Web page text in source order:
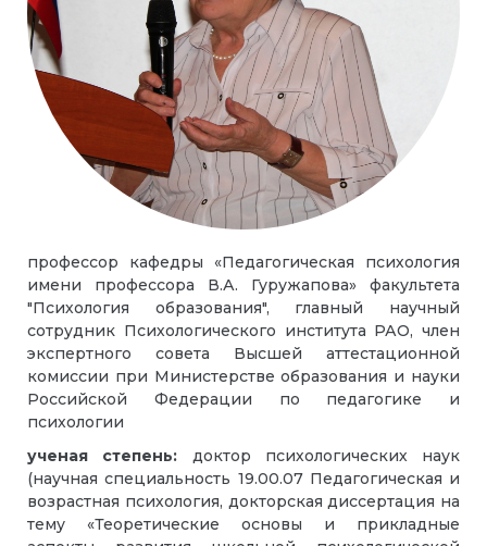
профессор кафедры «Педагогическая психология
имени профессора В.А. Гуружапова» факультета
"Психология образования", главный научный
сотрудник Психологического института РАО, член
экспертного совета Высшей аттестационной
комиссии при Министерстве образования и науки
Российской Федерации по педагогике и
психологии
ученая степень: доктор психологических наук
(научная специальность 19.00.07 Педагогическая и
возрастная психология, докторская диссертация на
тему «Теоретические основы и прикладные